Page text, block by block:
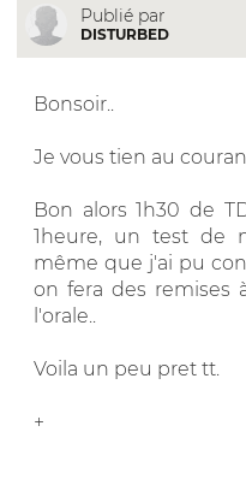
Publié par
DISTURBED
Bonsoir..
Je vous tien au
Bon alors 1h30 de
1heure, un test de
même que j'ai pu
on fera des remises
l'orale..
Voila un peu pret tt.
+